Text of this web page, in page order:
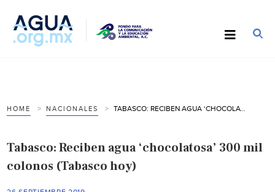
HOME NACIONALES TABASCO: RECIBEN AGUA ‘CHOCOLATOSA’ 300 MIL COLONOS (TABASCO HOY)
Tabasco: Reciben agua ‘chocolatosa’ 300 mil
colonos (Tabasco hoy)